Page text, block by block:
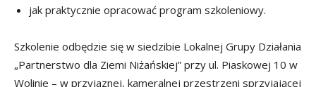
jak praktycznie opracować program szkoleniowy.
Szkolenie odbędzie się w siedzibie Lokalnej Grupy Działania
„Partnerstwo dla Ziemi Niżańskiej” przy ul. Piaskowej 10 w
Wolinie – w przyjaznej, kameralnej przestrzeni sprzyjającej